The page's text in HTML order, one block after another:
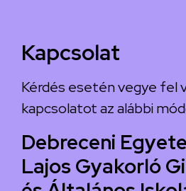
Kapcsolat
Kérdés esetén vegye fel
kapcsolatot az alábbi
Debreceni
Lajos Gyakorló